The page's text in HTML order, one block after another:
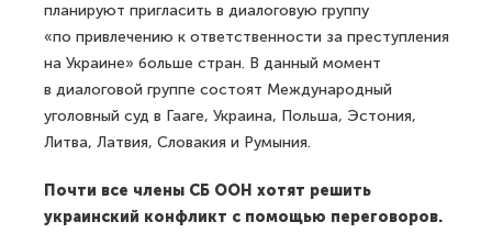
планируют пригласить в диалоговую группу
«по привлечению к ответственности за преступления
на Украине» больше стран. В данный момент
в диалоговой группе состоят Международный
уголовный суд в Гааге, Украина, Польша, Эстония,
Литва, Латвия, Словакия и Румыния.
Почти все члены СБ ООН хотят решить
украинский конфликт с помощью переговоров.